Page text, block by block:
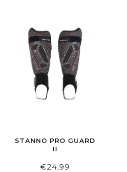
STANNO PRO GUARD
II
€24,99